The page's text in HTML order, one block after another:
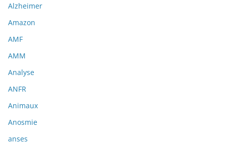
Alzheimer
Amazon
AMF
AMM
Analyse
ANFR
Animaux
Anosmie
anses